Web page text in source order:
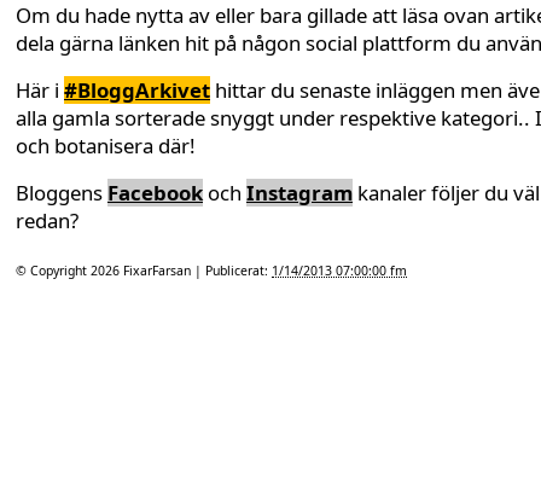
Om du hade nytta av eller bara gillade att läsa ovan
dela gärna länken hit på någon social plattform du
Här i #BloggArkivet hittar du senaste inläggen men
alla gamla sorterade snyggt under respektive kategori..
och botanisera där!
Bloggens Facebookoch Instagram kanaler följer du väl
redan?
© Copyright 2026 FixarFarsan | Publicerat: 1/14/2013 07:00:00 fm